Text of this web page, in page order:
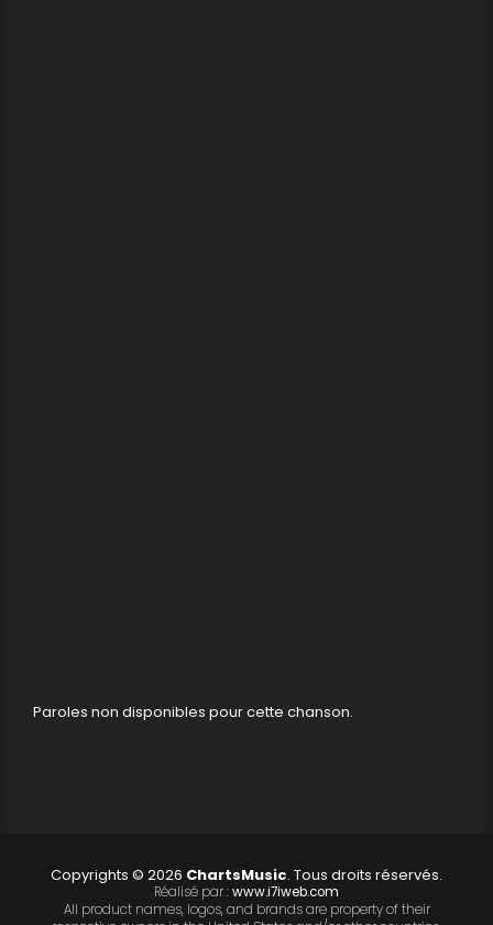
Paroles non disponibles pour cette chanson.
Copyrights © 2026 ChartsMusic. Tous droits réservés.
Réalisé par :www.i7iweb.com
All product names, logos, and brands are property of their